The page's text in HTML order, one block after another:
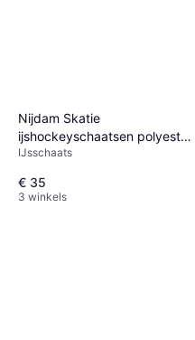
Nijdam Skatie
ijshockeyschaatsen polyester
zwart/rood maat
IJsschaats
€ 35
3 winkels